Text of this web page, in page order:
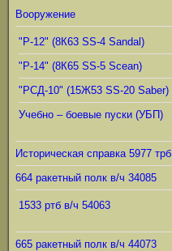
Вооружение
"Р-12" (8К63 SS-4 Sandal)
"Р-14" (8К65 SS-5 Scean)
"РСД-10" (15Ж53 SS-20 Saber)
Учебно – боевые пуски (УБП)
Историческая справка 5977 трб
664 ракетный полк в/ч 34085
1533 ртб в/ч 54063
665 ракетный полк в/ч 44073